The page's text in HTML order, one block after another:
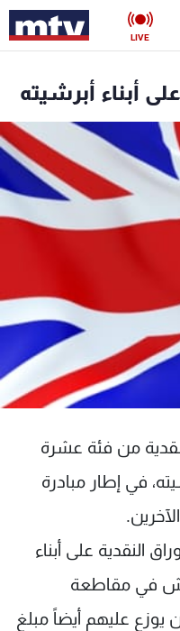
LIVE
أبناء أبرشيته
نقدية من فئة عشرة
في إطار مبادرة
النقدية على أبناء
في مقاطعة
يوزع عليهم أيضاً مبلغ